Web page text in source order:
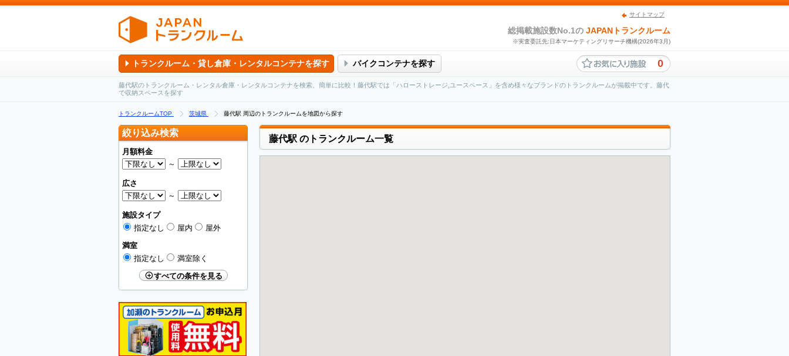
サイトマップ
総掲載施設数No.1の JAPANトランクルーム
※実査委託先:日本マーケティングリサーチ機構(2026年3月)
トランクルーム・貸し倉庫・レンタルコンテナを探す バイクコンテナを探す 0
藤代駅のトランクルーム・レンタル倉庫・レンタルコンテナを検索、簡単に比較！藤代駅では「ハローストレージ,ユースペース」を含め様々なブランドのトランクルームが掲載中です。藤代
で収納スペースを探す
トランクルームTOP 茨城県 藤代駅 周辺のトランクルームを地図から探す
藤代駅 のトランクルーム一覧
絞り込み検索
月額料金
～
広さ
～
施設タイプ
指定なし
屋内
屋外
満室
指定なし
満室除く
すべての条件を見る